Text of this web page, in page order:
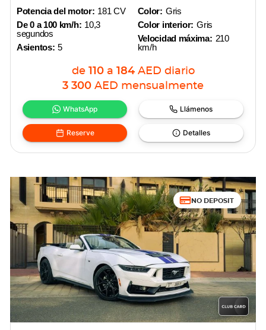
Potencia del motor: 181 CV
De 0 a 100 km/h: 10,3
segundos
Asientos: 5
Color: Gris
Color interior: Gris
Velocidad máxima: 210
km/h
de 110 a 184 AED diario
3 300 AED mensualmente
WhatsApp Llámenos
Reserve Detalles
NO DEPOSIT